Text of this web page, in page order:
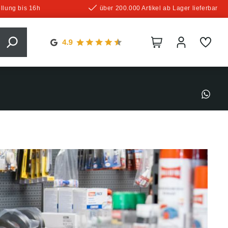
bis 16h über 200.000 Artikel ab Lager lieferbar